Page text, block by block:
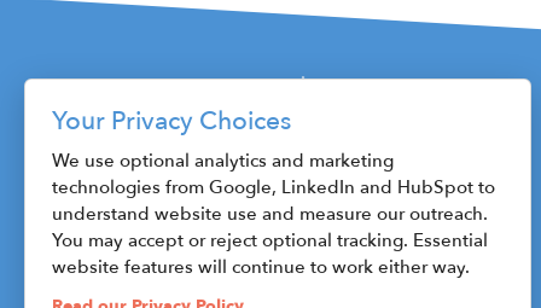
115 W. Fayette Street
Syracuse, NY 13202
Phone: 315.470.1800
Fax: 315.471.8545
Your Privacy Choices
We use optional analytics and marketing
technologies from Google, LinkedIn and HubSpot to
understand website use and measure our outreach.
You may accept or reject optional tracking. Essential
website features will continue to work either way.